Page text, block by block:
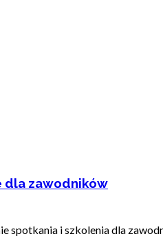
dla zawodników
spotkania i szkolenia dla